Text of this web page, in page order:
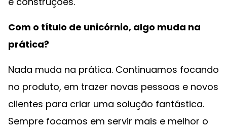
Com o título de unicórnio, algo muda na
prática?
Nada muda na prática. Continuamos focando
no produto, em trazer novas pessoas e novos
clientes para criar uma solução fantástica.
Sempre focamos em servir mais e melhor o